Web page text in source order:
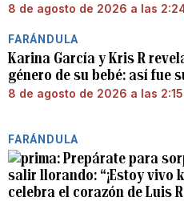
8 de agosto de 2026 a las
FARÁNDULA
Karina García y Kris R
género de su bebé: así fue
8 de agosto de 2026 a las 2:15
FARÁNDULA
Prepárate para
salir llorando: “¡Estoy vivo
celebra el corazón de Luis